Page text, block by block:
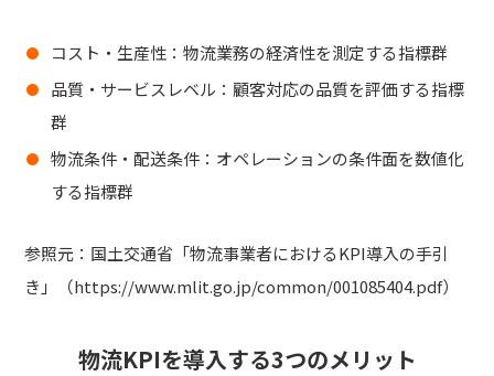
コスト・生産性：物流業務の経済性を測定する指標群
品質・サービスレベル： 顧客対応の品質を評価する指標
群
物流条件・配送条件： オペレーションの条件面を数値化
する指標群
参照元：国土交通省「物流事業者におけるKPI導入の手引
き」（https://www.mlit.go.jp/common/001085404.pdf）
物流KPIを導入する3つのメリット